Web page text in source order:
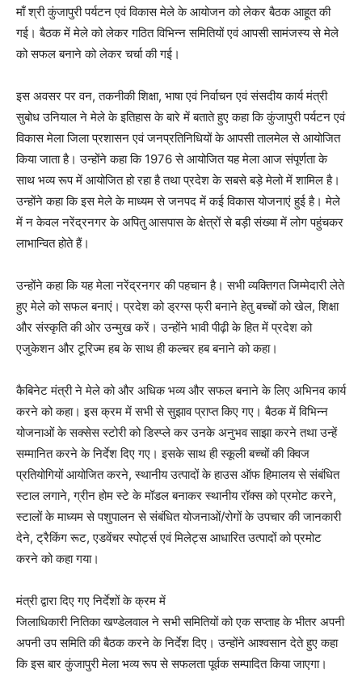
माँ श्री कुंजापुरी पर्यटन एवं विकास मेले के आयोजन को लेकर बैठक आहूत की
गई। बैठक में मेले को लेकर गठित विभिन्न समितियों एवं आपसी सामंजस्य से मेले
को सफल बनाने को लेकर चर्चा की गई।
इस अवसर पर वन, तकनीकी शिक्षा, भाषा एवं निर्वाचन एवं संसदीय कार्य मंत्री
सुबोध उनियाल ने मेले के इतिहास के बारे में बताते हुए कहा कि कुंजापुरी पर्यटन एवं
विकास मेला जिला प्रशासन एवं जनप्रतिनिधियों के आपसी तालमेल से आयोजित
किया जाता है। उन्होंने कहा कि 1976 से आयोजित यह मेला आज संपूर्णता के
साथ भव्य रूप में आयोजित हो रहा है तथा प्रदेश के सबसे बड़े मेलो में शामिल है।
उन्होंने कहा कि इस मेले के माध्यम से जनपद में कई विकास योजनाएं हुई है। मेले
में न केवल नरेंद्रनगर के अपितु आसपास के क्षेत्रों से बड़ी संख्या में लोग पहुंचकर
लाभान्वित होते हैं।
उन्होंने कहा कि यह मेला नरेंद्रनगर की पहचान है। सभी व्यक्तिगत जिम्मेदारी लेते
हुए मेले को सफल बनाएं। प्रदेश को ड्रग्स फ्री बनाने हेतु बच्चों को खेल, शिक्षा
और संस्कृति की ओर उन्मुख करें। उन्होंने भावी पीढ़ी के हित में प्रदेश को
एजुकेशन और टूरिज्म हब के साथ ही कल्चर हब बनाने को कहा।
कैबिनेट मंत्री ने मेले को और अधिक भव्य और सफल बनाने के लिए अभिनव कार्य
करने को कहा। इस क्रम में सभी से सुझाव प्राप्त किए गए। बैठक में विभिन्न
योजनाओं के सक्सेस स्टोरी को डिस्प्ले कर उनके अनुभव साझा करने तथा उन्हें
सम्मानित करने के निर्देश दिए गए। इसके साथ ही स्कूली बच्चों की क्विज
प्रतियोगियों आयोजित करने, स्थानीय उत्पादों के हाउस ऑफ हिमालय से संबंधित
स्टाल लगाने, ग्रीन होम स्टे के मॉडल बनाकर स्थानीय रॉक्स को प्रमोट करने,
स्टालों के माध्यम से पशुपालन से संबंधित योजनाओं/रोगों के उपचार की जानकारी
देने, ट्रैकिंग रूट, एडवेंचर स्पोर्ट्स एवं मिलेट्स आधारित उत्पादों को प्रमोट
करने को कहा गया।
मंत्री द्वारा दिए गए निर्देशों के क्रम में
जिलाधिकारी नितिका खण्डेलवाल ने सभी समितियों को एक सप्ताह के भीतर अपनी
अपनी उप समिति की बैठक करने के निर्देश दिए। उन्होंने आश्वसान देते हुए कहा
कि इस बार कुंजापुरी मेला भव्य रूप से सफलता पूर्वक सम्पादित किया जाएगा।